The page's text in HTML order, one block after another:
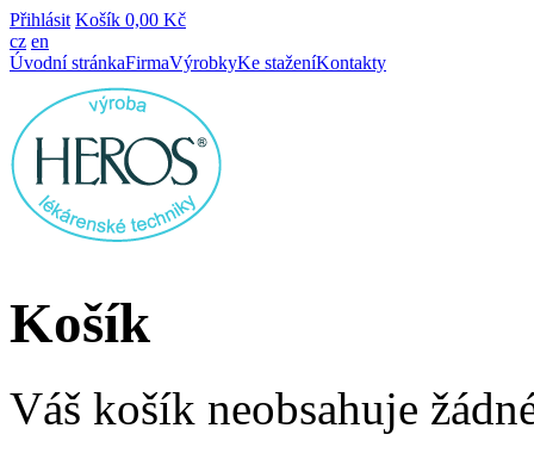
Přihlásit Košík 0,00 Kč
cz en
Úvodní stránkaFirmaVýrobkyKe staženíKontakty
Košík
Váš košík neobsahuje